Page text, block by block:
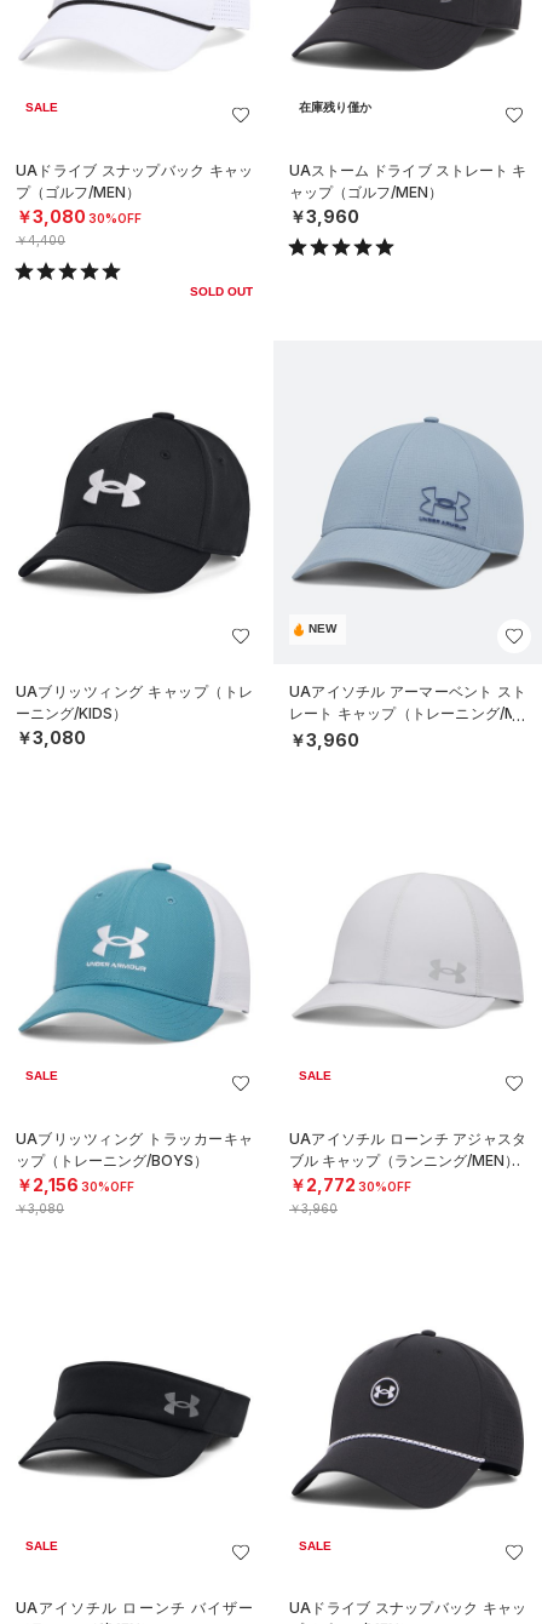
SALE
UAドライブ スナップバック キャッ
プ（ゴルフ/MEN）
￥3,080 30%OFF
￥4,400
SOLD OUT
在庫残り僅か
UAストーム ドライブ ストレート キ
ャップ（ゴルフ/MEN）
￥3,960
UAブリッツィング キャップ（トレ
ーニング/KIDS）
￥3,080
NEW
UAアイソチル アーマーベント スト
レート キャップ（トレーニング/ME
N）
￥3,960
SALE
UAブリッツィング トラッカーキャ
ップ（トレーニング/BOYS）
￥2,156 30%OFF
￥3,080
SALE
UAアイソチル ローンチ アジャスタ
ブル キャップ（ランニング/MEN）
￥2,772 30%OFF
￥3,960
SALE
UAアイソチル ローンチ バイザー
SALE
UAドライブ スナップバック キャッ